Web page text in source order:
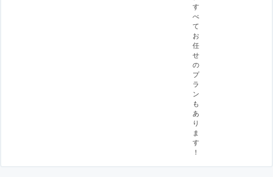
す
べ
て
お
任
せ
の
プ
ラ
ン
も
あ
り
ま
す
！